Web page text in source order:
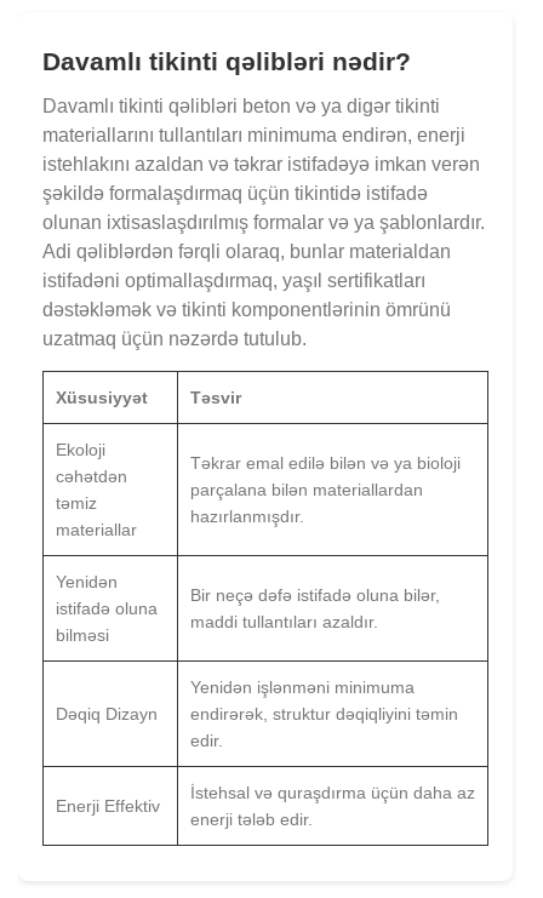
Davamlı tikinti qəlibləri nədir?
Davamlı tikinti qəlibləri beton və ya digər tikinti
materiallarını tullantıları minimuma endirən, enerji
istehlakını azaldan və təkrar istifadəyə imkan verən
şəkildə formalaşdırmaq üçün tikintidə istifadə
olunan ixtisaslaşdırılmış formalar və ya şablonlardır.
Adi qəliblərdən fərqli olaraq, bunlar materialdan
istifadəni optimallaşdırmaq, yaşıl sertifikatları
dəstəkləmək və tikinti komponentlərinin ömrünü
uzatmaq üçün nəzərdə tutulub.
Xüsusiyyət Təsvir
Ekoloji
cəhətdən
təmiz
materiallar
Təkrar emal edilə bilən və ya bioloji
parçalana bilən materiallardan
hazırlanmışdır.
Yenidən
istifadə oluna
bilməsi
Bir neçə dəfə istifadə oluna bilər,
maddi tullantıları azaldır.
Dəqiq Dizayn
Yenidən işlənməni minimuma
endirərək, struktur dəqiqliyini təmin
edir.
Enerji Effektiv
İstehsal və quraşdırma üçün daha az
enerji tələb edir.